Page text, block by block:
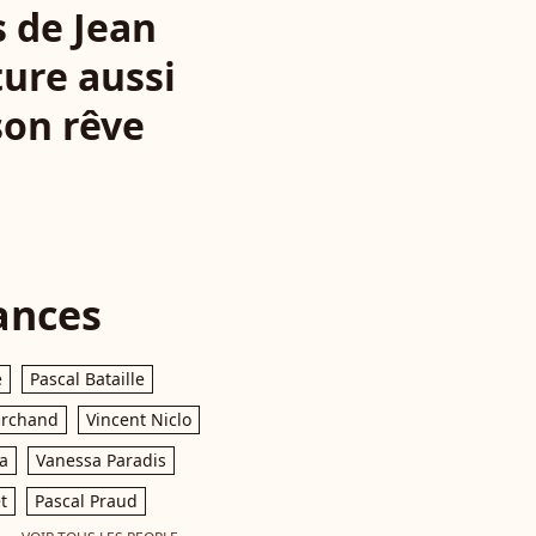
Jean
aussi
rêve
Pascal Bataille
Vincent Niclo
Vanessa Paradis
Pascal Praud